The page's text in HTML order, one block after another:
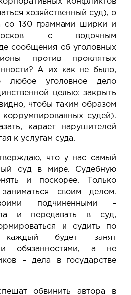
корпоративных конфликтов
хозяйственный суд), о
со 130 граммами ширки и
с водочным
сообщения об уголовных
против проклятых
А их как не было,
уголовное дело
целью: закрыть
чтобы таким образом
коррумпированных судей).
карает нарушителей
к услугам суда.
что у нас самый
суд в мире. Судебную
и поскорее. Только
своим делом.
подчиненными –
и передавать в суд,
и судить по
будет занят
обязанностями, а не
– дела в государстве
обвинить автора в